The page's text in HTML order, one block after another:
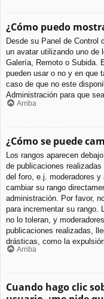
¿Cómo puedo
Desde su Panel de Control
un avatar utilizando uno de
Galería, Remoto o Subida.
pueden usar o no y en que
caso de que no este
Administración para que
Arriba
¿Cómo se puede
Los rangos aparecen
de publicaciones
del foro, e.j. moderadores
cambiar su rango
administración. Por favor,
para incrementar su rango.
no lo toleran, y
publicaciones realizadas,
drásticas, como la
Arriba
Cuando hago clic